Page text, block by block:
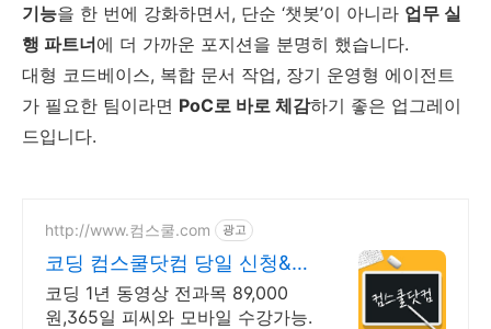
기능을 한 번에 강화하면서, 단순 ‘챗봇’이 아니라 업무 실
행 파트너에 더 가까운 포지션을 분명히 했습니다.
대형 코드베이스, 복합 문서 작업, 장기 운영형 에이전트
가 필요한 팀이라면 PoC로 바로 체감하기 좋은 업그레이
드입니다.
http://www.컴스쿨.com 광고
코딩 컴스쿨닷컴 당일 신청&결
제시 기프티콘!
코딩 1년 동영상 전과목 89,000
원,365일 피씨와 모바일 수강가능.